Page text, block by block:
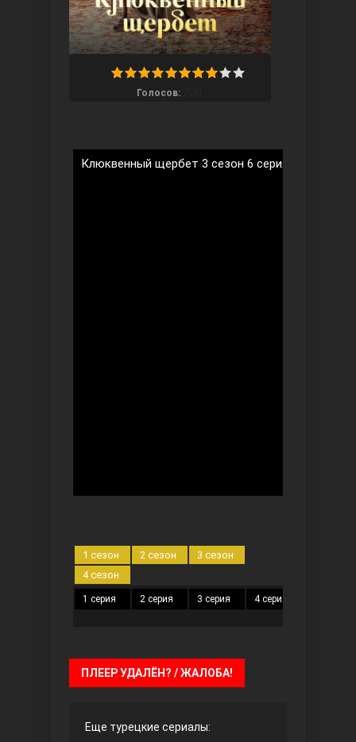
Голосов:
Клюквенный щербет 3 сезон 6 серия на
1 сезон 2 сезон
3 сезон
4 сезон
1 серия 2 серия 3 серия 4 серия
ПЛЕЕР УДАЛЁН? / ЖАЛОБА!
Еще турецкие сериалы: